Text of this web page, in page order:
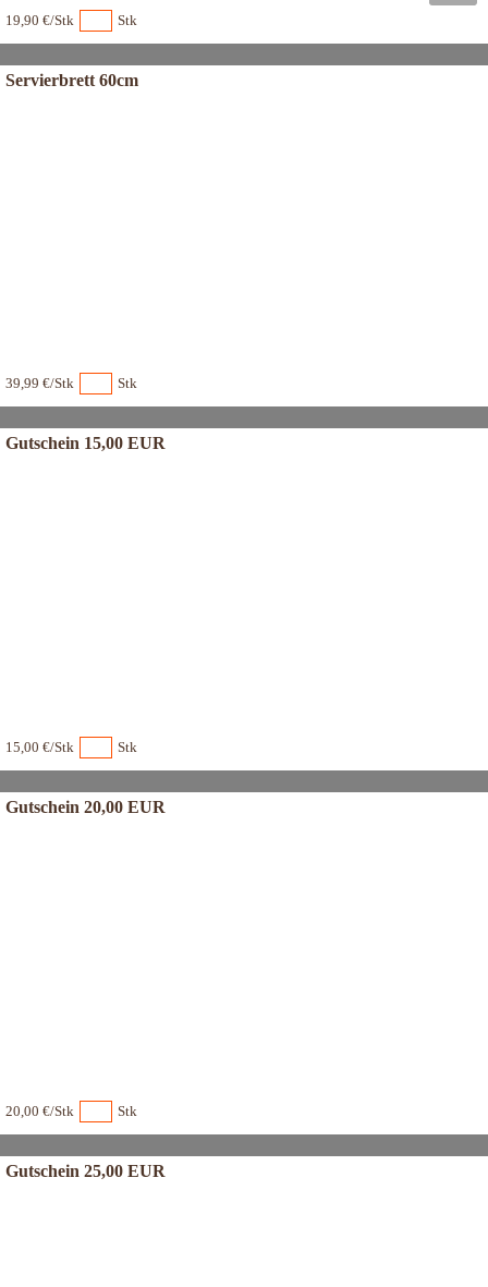
19,90 €/Stk Stk
Servierbrett 60cm
39,99 €/Stk Stk
Gutschein 15,00 EUR
15,00 €/Stk Stk
Gutschein 20,00 EUR
20,00 €/Stk Stk
Gutschein 25,00 EUR